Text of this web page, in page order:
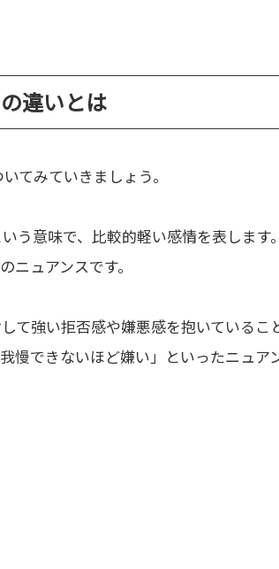
違いとは
てみていきましょう。
う意味で、比較的軽い感情を表しま
ニュアンスです。
て強い拒否感や嫌悪感を抱いているこ
慢できないほど嫌い」といったニュア